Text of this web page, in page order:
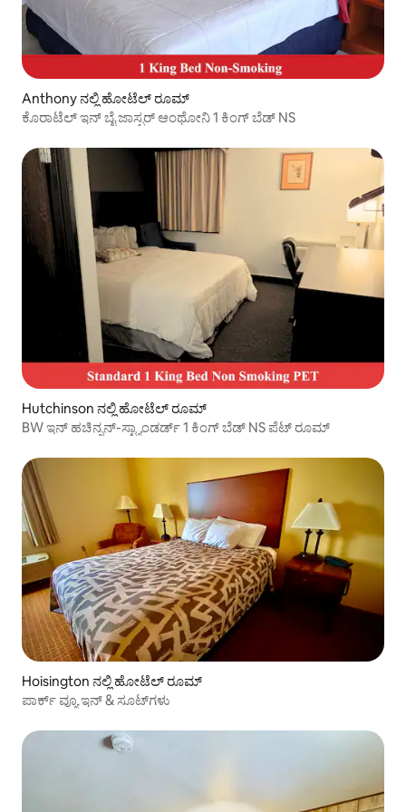
Anthony ನಲ್ಲಿ ಹೋಟೆಲ್ ರೂಮ್
ಕೊರಾಟೆಲ್ ಇನ್ ಬೈ ಜಾಸ್ಪರ್ ಆಂಥೋನಿ 1 ಕಿಂಗ್ ಬೆಡ್ NS
Hutchinson ನಲ್ಲಿ ಹೋಟೆಲ್ ರೂಮ್
BW ಇನ್ ಹಚಿನ್ಸನ್-ಸ್ಟ್ಯಾಂಡರ್ಡ್ 1 ಕಿಂಗ್ ಬೆಡ್ NS ಪೆಟ್ ರೂಮ್
Hoisington ನಲ್ಲಿ ಹೋಟೆಲ್ ರೂಮ್
ಪಾರ್ಕ್ ವ್ಯೂ ಇನ್ & ಸೂಟ್‌ಗಳು